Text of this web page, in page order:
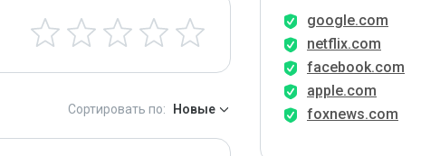
Сортировать по: Новые
google.com
netflix.com
facebook.com
apple.com
foxnews.com